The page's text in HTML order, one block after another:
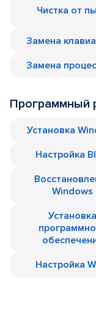
Чистка от
Замена
Замена
Программный
Установка
Настройка
Windows
Установка
Настройка